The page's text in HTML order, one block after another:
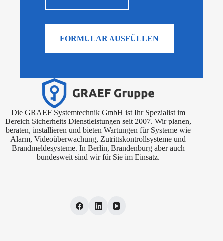
FORMULAR AUSFÜLLEN
Die GRAEF Systemtechnik GmbH ist Ihr Spezialist im
Bereich Sicherheits Dienstleistungen seit 2007. Wir planen,
beraten, installieren und bieten Wartungen für Systeme wie
Alarm, Videoüberwachung, Zutrittskontrollsysteme und
Brandmeldesysteme. In Berlin, Brandenburg aber auch
bundesweit sind wir für Sie im Einsatz.